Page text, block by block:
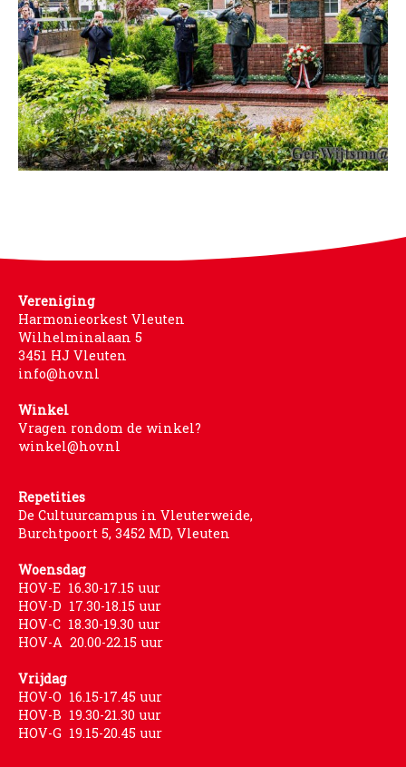
WINKELWAGEN
Vereniging
Harmonieorkest Vleuten
Wilhelminalaan 5
3451 HJ Vleuten
info@hov.nl
Winkel
Vragen rondom de winkel?
winkel@hov.nl
Repetities
De Cultuurcampus in Vleuterweide,
Burchtpoort 5, 3452 MD, Vleuten
Woensdag
HOV-E 16.30-17.15 uur
HOV-D 17.30-18.15 uur
HOV-C 18.30-19.30 uur
HOV-A 20.00-22.15 uur
Vrijdag
HOV-O 16.15-17.45 uur
HOV-B 19.30-21.30 uur
HOV-G 19.15-20.45 uur